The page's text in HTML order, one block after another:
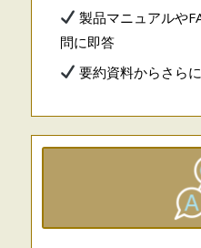
製品マニュアルや
問に即答
要約資料からさら